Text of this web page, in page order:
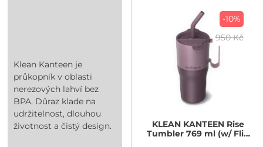
Klean Kanteen je
průkopník v oblasti
nerezových lahví bez
BPA. Důraz klade na
udržitelnost, dlouhou
životnost a čistý design.
-10%
950 Kč
KLEAN KANTEENRise
Tumbler 769 ml (w/ Flip